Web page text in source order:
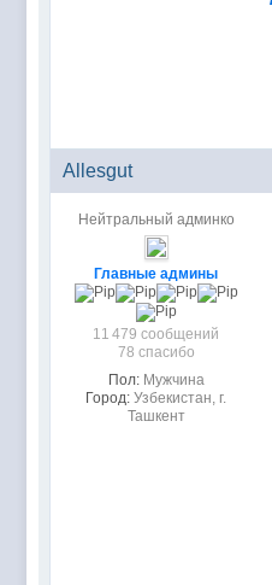
Allesgut
Нейтральный админко
Главные админы
11 479 сообщений
78 спасибо
Пол: Мужчина
Город: Узбекистан, г.
Ташкент